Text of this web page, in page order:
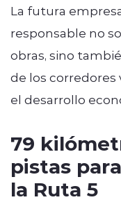
La futura
responsable no
obras, sino
de los corredores
el desarrollo
79
pistas
la Ruta 5